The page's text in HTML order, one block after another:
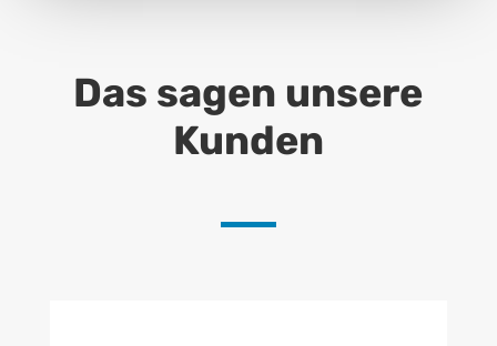
Das sagen unsere
Kunden